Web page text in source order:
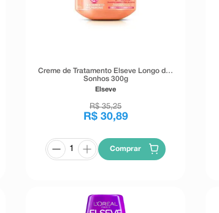
Creme de Tratamento Elseve Longo dos
Sonhos 300g
Elseve
R$ 35,25
R$ 30,89
Comprar